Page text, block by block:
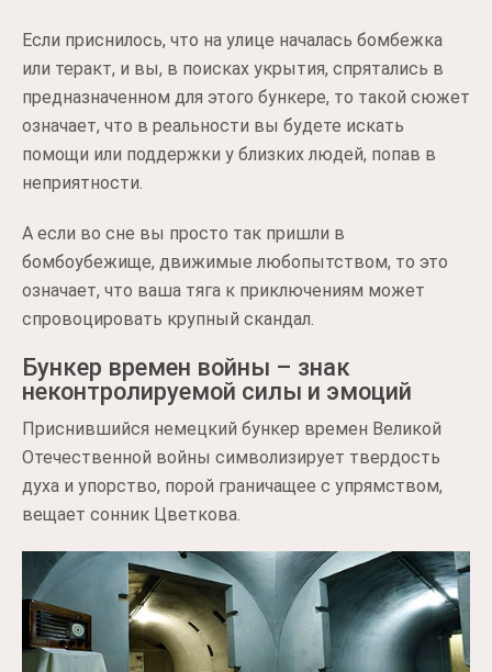
Если приснилось, что на улице началась бомбежка
или теракт, и вы, в поисках укрытия, спрятались в
предназначенном для этого бункере, то такой сюжет
означает, что в реальности вы будете искать
помощи или поддержки у близких людей, попав в
неприятности.
А если во сне вы просто так пришли в
бомбоубежище, движимые любопытством, то это
означает, что ваша тяга к приключениям может
спровоцировать крупный скандал.
Бункер времен войны – знак
неконтролируемой силы и эмоций
Приснившийся немецкий бункер времен Великой
Отечественной войны символизирует твердость
духа и упорство, порой граничащее с упрямством,
вещает сонник Цветкова.